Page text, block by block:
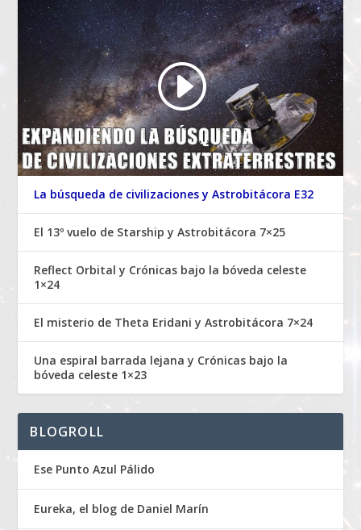
La búsqueda de civilizaciones y Astrobitácora E32
El 13º vuelo de Starship y Astrobitácora 7×25
Reflect Orbital y Crónicas bajo la bóveda celeste
1×24
El misterio de Theta Eridani y Astrobitácora 7×24
Una espiral barrada lejana y Crónicas bajo la
bóveda celeste 1×23
BLOGROLL
Ese Punto Azul Pálido
Eureka, el blog de Daniel Marín